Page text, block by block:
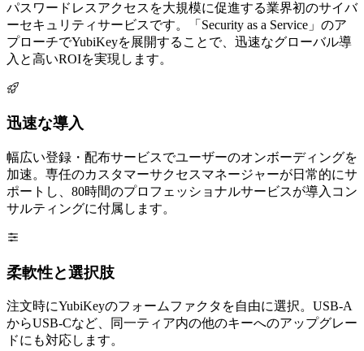
パスワードレスアクセスを大規模に促進する業界初のサイバ
ーセキュリティサービスです。「Security as a Service」のア
プローチでYubiKeyを展開することで、迅速なグローバル導
入と高いROIを実現します。
迅速な導入
幅広い登録・配布サービスでユーザーのオンボーディングを
加速。専任のカスタマーサクセスマネージャーが日常的にサ
ポートし、80時間のプロフェッショナルサービスが導入コン
サルティングに付属します。
柔軟性と選択肢
注文時にYubiKeyのフォームファクタを自由に選択。USB-A
からUSB-Cなど、同一ティア内の他のキーへのアップグレー
ドにも対応します。